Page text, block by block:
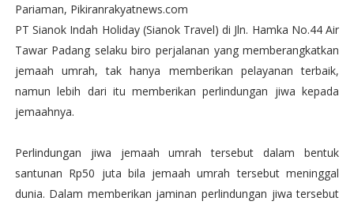
Pariaman, Pikiranrakyatnews.com
PT Sianok Indah Holiday (Sianok Travel) di Jln. Hamka No.44 Air
Tawar Padang selaku biro perjalanan yang memberangkatkan
jemaah umrah, tak hanya memberikan pelayanan terbaik,
namun lebih dari itu memberikan perlindungan jiwa kepada
jemaahnya.
Perlindungan jiwa jemaah umrah tersebut dalam bentuk
santunan Rp50 juta bila jemaah umrah tersebut meninggal
dunia. Dalam memberikan jaminan perlindungan jiwa tersebut